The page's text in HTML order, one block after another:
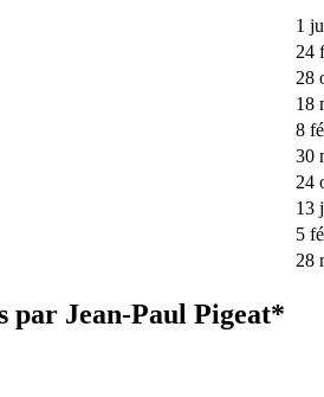
1
24
28
18
8
30
24
13
5
28
par Jean-Paul Pigeat*